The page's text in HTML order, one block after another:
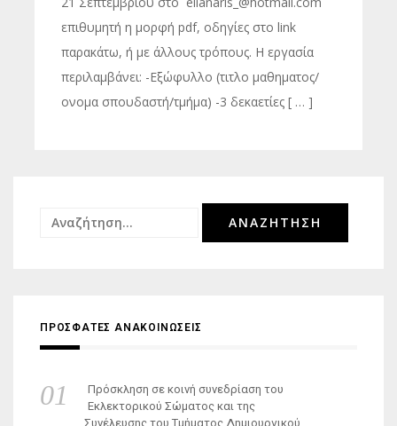
επιθυμητή η μορφή pdf, οδηγίες στο link
παρακάτω, ή με άλλους τρόπους. H εργασία
περιλαμβάνει: -Εξώφυλλο (τιτλο μαθηματος/
ονομα σπουδαστή/τμήμα) -3 δεκαετίες [ … ]
Αναζήτηση
ΠΡΟΣΦΑΤΕΣ ΑΝΑΚΟΙΝΩΣΕΙΣ
Πρόσκληση σε κοινή συνεδρίαση του
Εκλεκτορικού Σώματος και της
Συνέλευσης του Τμήματος Δημιουργικού